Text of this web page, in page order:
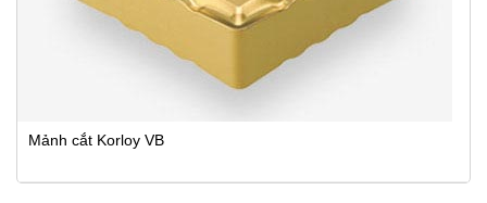
Mảnh cắt Korloy VB